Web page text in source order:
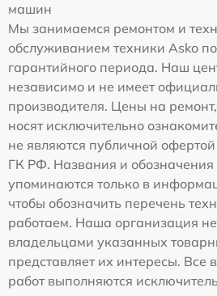
машин
Мы занимаемся ремонтом и
обслуживанием техники Asko
гарантийного периода. Наш
независимо и не имеет
производителя. Цены на
носят исключительно
не являются публичной офертой
ГК РФ. Названия и обозначения
упоминаются только в
чтобы обозначить перечень
работаем. Наша организация
владельцами указанных
представляет их интересы. Все
работ выполняются